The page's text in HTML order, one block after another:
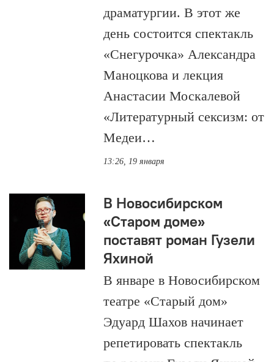
драматургии. В этот же
день состоится спектакль
«Снегурочка» Александра
Маноцкова и лекция
Анастасии Москалевой
«Литературный сексизм: от
Медеи…
13:26, 19 января
В Новосибирском
«Старом доме»
поставят роман Гузели
Яхиной
В январе в Новосибирском
театре «Старый дом»
Эдуард Шахов начинает
репетировать спектакль